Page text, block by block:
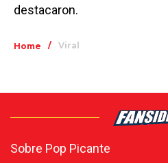
destacaron.
Home / Viral
Sobre Pop Picante